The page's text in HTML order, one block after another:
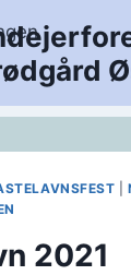
|
2021